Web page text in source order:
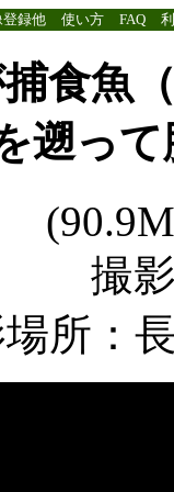
登録他 使い方 FAQ
食魚
遡っ
撮
場所：